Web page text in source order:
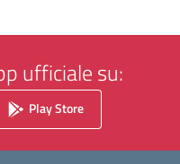
ufficiale su:
Play Store